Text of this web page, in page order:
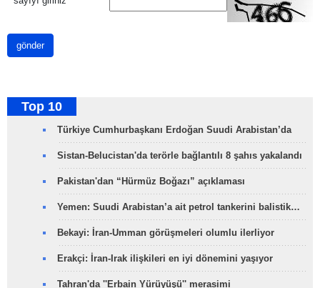
gönder
Top 10
Türkiye Cumhurbaşkanı Erdoğan Suudi Arabistan’da
Sistan-Belucistan'da terörle bağlantılı 8 şahıs yakalandı
Pakistan'dan “Hürmüz Boğazı” açıklaması
Yemen: Suudi Arabistan’a ait petrol tankerini balistik…
Bekayi: İran-Umman görüşmeleri olumlu ilerliyor
Erakçi: İran-Irak ilişkileri en iyi dönemini yaşıyor
Tahran'da ''Erbain Yürüyüşü'' merasimi